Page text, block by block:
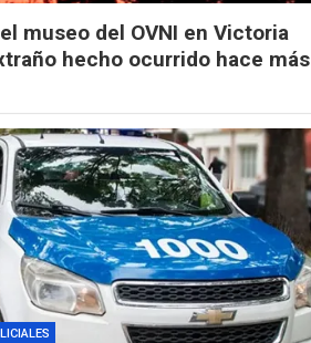
museo del OVNI en Victoria
hecho ocurrido hace más